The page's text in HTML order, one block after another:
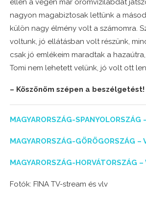
ellen a végén már örömvízilabdát
nagyon magabiztosak lettünk a
külön nagy élmény volt a számomra.
voltunk, jó ellátásban volt részünk,
csak jó emlékeim maradtak a
Tomi nem lehetett velünk, jó volt ott
– Köszönöm szépen a beszélgetést!
MAGYARORSZÁG-SPANYOLORSZÁG
MAGYARORSZÁG-GÖRÖGORSZÁG –
MAGYARORSZÁG-HORVÁTORSZÁG
Fotók: FINA TV-stream és vlv